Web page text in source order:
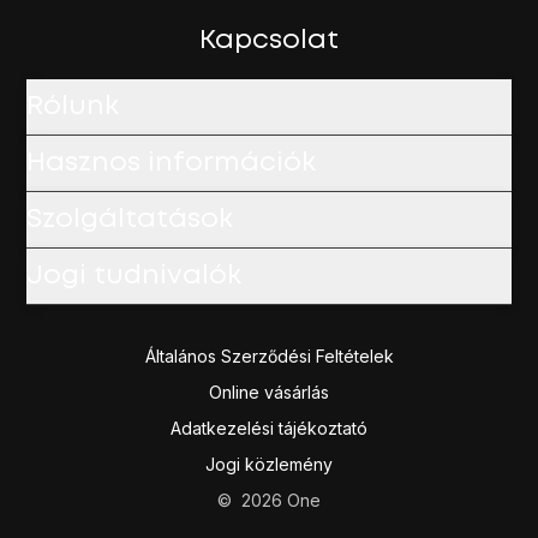
Kapcsolat
Általános Szerződési Feltételek
Online vásárlás
Adatkezelési tájékoztató
Jogi közlemény
© 2026 One